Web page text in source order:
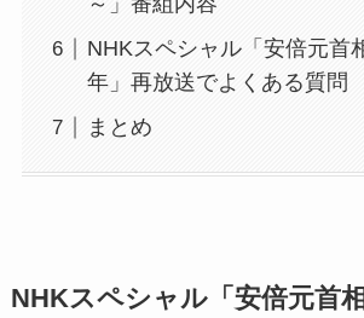
NHKスペシャル「安倍元首
年」再放送でよくある質問
まとめ
NHKスペシャル「安倍元首